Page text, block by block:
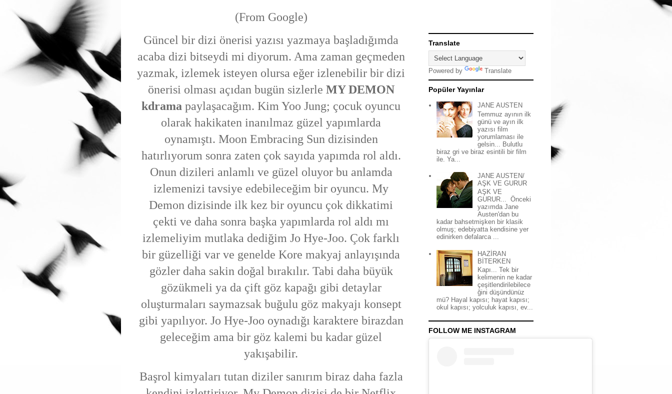
(From Google)
Güncel bir dizi önerisi yazısı yazmaya başladığımda
acaba dizi bitseydi mi diyorum. Ama zaman geçmeden
yazmak, izlemek isteyen olursa eğer izlenebilir bir dizi
önerisi olması açıdan bugün sizlerle MY DEMON
kdrama paylaşacağım. Kim Yoo Jung; çocuk oyuncu
olarak hakikaten inanılmaz güzel yapımlarda
oynamıştı. Moon Embracing Sun dizisinden
hatırlıyorum sonra zaten çok sayıda yapımda rol aldı.
Onun dizileri anlamlı ve güzel oluyor bu anlamda
izlemenizi tavsiye edebileceğim bir oyuncu. My
Demon dizisinde ilk kez bir oyuncu çok dikkatimi
çekti ve daha sonra başka yapımlarda rol aldı mı
izlemeliyim mutlaka dediğim Jo Hye-Joo. Çok farklı
bir güzelliği var ve genelde Kore makyaj anlayışında
gözler daha sakin doğal bırakılır. Tabi daha büyük
gözükmeli ya da çift göz kapağı gibi detaylar
oluşturmaları saymazsak buğulu göz makyajı konsept
gibi yapılıyor. Jo Hye-Joo oynadığı karaktere birazdan
geleceğim ama bir göz kalemi bu kadar güzel
yakışabilir.
Başrol kimyaları tutan diziler sanırım biraz daha fazla
Translate
Powered by Translate
Popüler Yayınlar
JANE AUSTEN
Temmuz ayının ilk
günü ve ayın ilk
yazısı film
yorumlaması ile
gelsin... Bulutlu
biraz gri ve biraz esintili bir film
ile. Ya...
JANE AUSTEN/
AŞK VE GURUR
AŞK VE
GURUR... Önceki
yazımda Jane
Austen'dan bu
kadar bahsetmişken bir klasik
olmuş; edebiyatta kendisine yer
edinirken defalarca ...
HAZİRAN
BİTERKEN
Kapı... Tek bir
kelimenin ne kadar
çeşitlendirilebilece
ğini düşündünüz
mü? Hayal kapısı; hayat kapısı;
okul kapısı; yolculuk kapısı, ev...
FOLLOW ME INSTAGRAM